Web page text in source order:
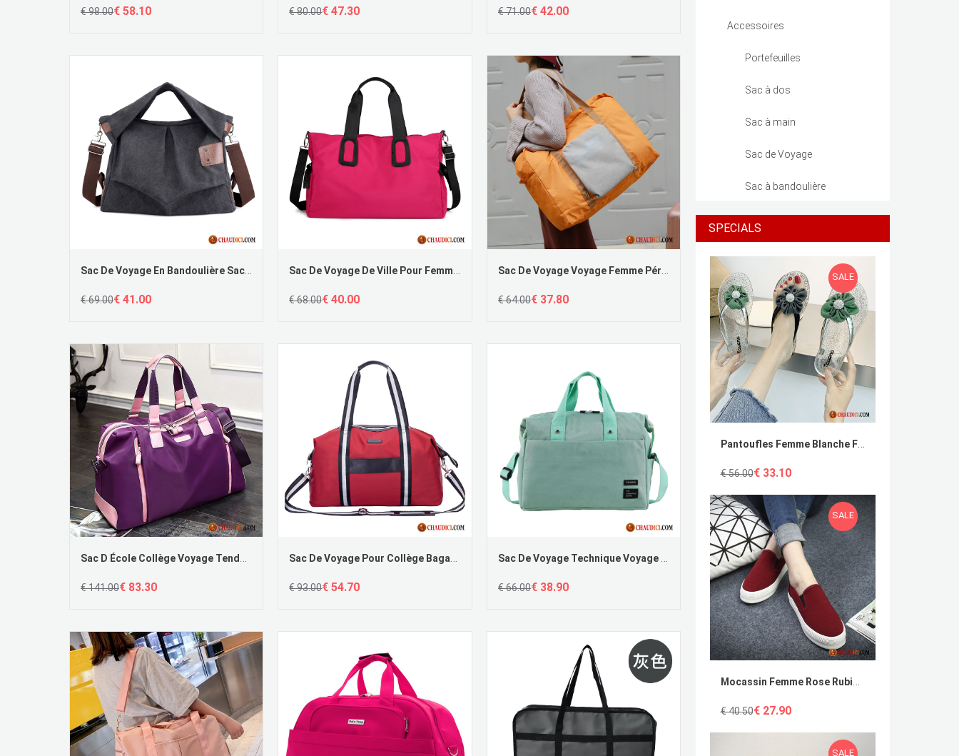
€ 98.00€ 58.10 € 80.00€ 47.30 € 71.00€ 42.00
Sac De Voyage En Bandoulière Sac À Main Toile Sac De Messager Sauvage Noir Pas Cher
€ 69.00€ 41.00
Sac De Voyage De Ville Pour Femme Tissu Oxford Le Nouveau Simple Grande Capacité Nylon En Vente
€ 68.00€ 40.00
Sac De Voyage Voyage Femme Pérou Voyage Admission Portable Grande Capacité Plier Pas Cher
€ 64.00€ 37.80
Sac D École Collège Voyage Tendance Lumière Tourisme Simple
€ 141.00€ 83.30
Sac De Voyage Pour Collège Bagage Voyage Rouge Femme Tourisme Pas Cher
€ 93.00€ 54.70
Sac De Voyage Technique Voyage Simple Grande Capacité Femme Bagage Soldes
€ 66.00€ 38.90
Accessoires
Portefeuilles
Sac à dos
Sac à main
Sac de Voyage
Sac à bandoulière
SPECIALS
SALE
Pantoufles Femme Blanche Femme Cristal Fleurs Vert Outwear Pas Cher
€ 56.00€ 33.10
SALE
Mocassin Femme Rose Rubine Slip-On Étudiant Flats Pur Toile En Vente
€ 40.50€ 27.90
SALE